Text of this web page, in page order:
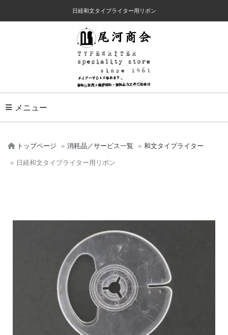
日経和文タイプライター用リボン
Toggle Navigation
メニュー
トップページ 消耗品／サービス一覧 和文タイプライター
日経和文タイプライター用リボン